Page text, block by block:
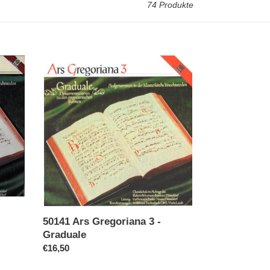
74 Produkte
50141
Ars
Gregoriana
3
-
Graduale
50141 Ars Gregoriana 3 -
Graduale
Normaler
€16,50